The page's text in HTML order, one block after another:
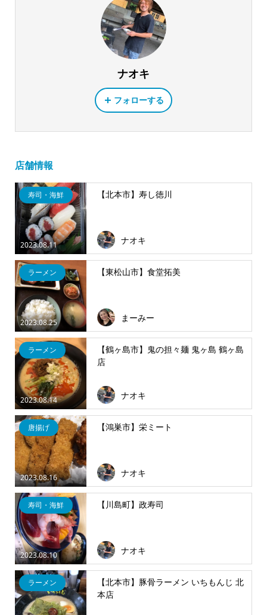
ナオキ
フォローする
店舗情報
2023.08.11
寿司・海鮮 【北本市】寿し徳川
ナオキ
2023.08.25
ラーメン 【東松山市】食堂拓美
まーみー
2023.08.14
ラーメン
【鶴ヶ島市】鬼の担々麺 鬼ヶ島 鶴ヶ島
店
ナオキ
2023.08.16
唐揚げ 【鴻巣市】栄ミート
ナオキ
2023.08.10
寿司・海鮮 【川島町】政寿司
ナオキ
ラーメン
【北本市】豚骨ラーメン いちもんじ 北
本店